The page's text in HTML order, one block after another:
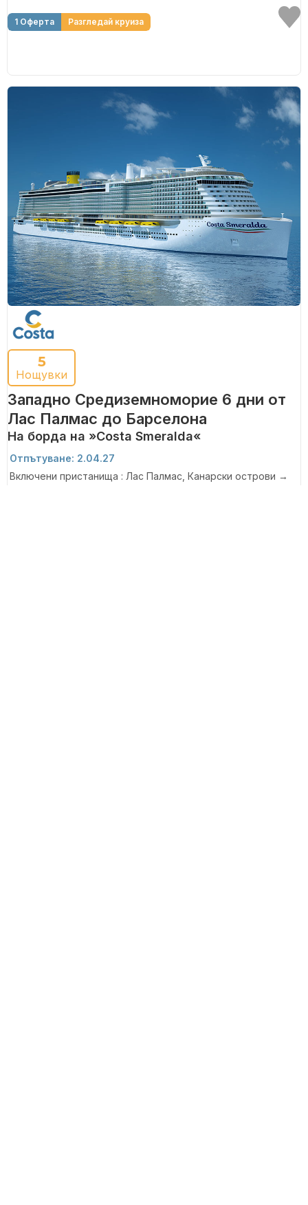
1 Оферта Разгледай круиза
5
Нощувки
Западно Средиземноморие 6 дни от
Лас Палмас до Барселона
На борда на »Costa Smeralda«
Отпътуване: 2.04.27
Включени пристанища : Лас Палмас, Канарски острови →